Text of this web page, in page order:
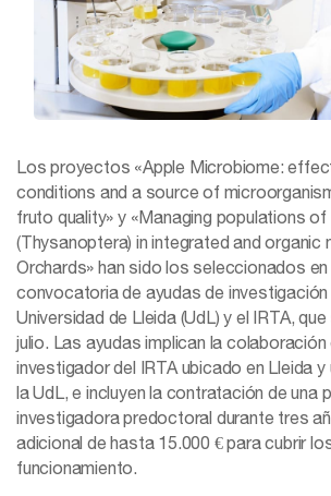
Los proyectos «Apple Microbiome:
conditions and a source of
fruto quality» y «Managing populations of
(Thysanoptera) in integrated and organic
Orchards» han sido los seleccionados
convocatoria de ayudas de
Universidad de Lleida (UdL) y el IRTA,
julio. Las ayudas implican la colaboración
investigador del IRTA ubicado en Lleida
la UdL, e incluyen la contratación de una
investigadora predoctoral durante tres
adicional de hasta 15.000 € para cubrir
funcionamiento.